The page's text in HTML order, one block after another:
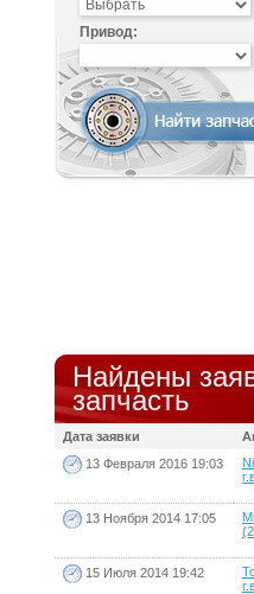
Привод:
Найдены
запчасть
Дата заявки
13 Февраля 2016 19:03
13 Ноября 2014 17:05
15 Июля 2014 19:42